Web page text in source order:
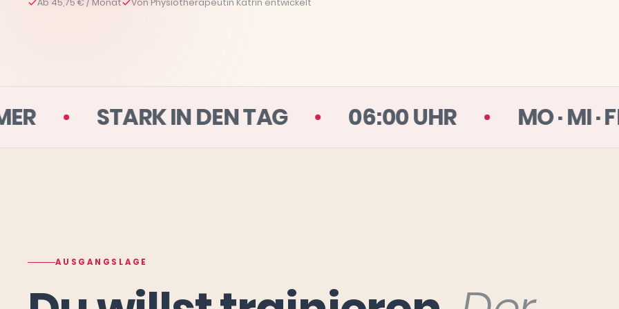
Ab 45,75 € / Monat Von Physiotherapeutin Katrin entwickelt
STARK IN DEN TAG 06:00 UHR
AUSGANGSLAGE